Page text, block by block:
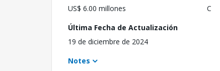
US$ 6.00 millones
C
Última Fecha de Actualización
19 de diciembre de 2024
Notes